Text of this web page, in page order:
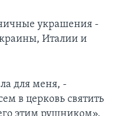
украшения -
Италии и
для меня, -
в церковь святить